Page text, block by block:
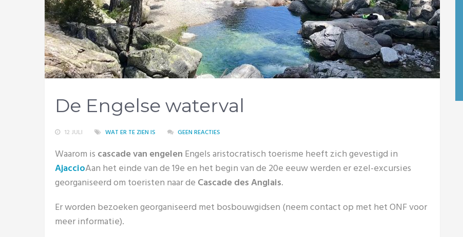
De Engelse waterval
12 JULI WAT ER TE ZIEN IS GEEN REACTIES
Waarom is cascade van engelen Engels aristocratisch toerisme heeft zich gevestigd in
AjaccioAan het einde van de 19e en het begin van de 20e eeuw werden er ezel-excursies
georganiseerd om toeristen naar de Cascade des Anglais.
Er worden bezoeken georganiseerd met bosbouwgidsen (neem contact op met het ONF voor
meer informatie).